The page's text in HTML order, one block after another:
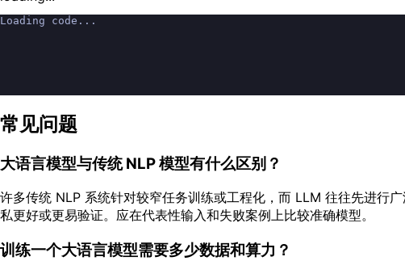
Loading code...
常见问题
大语言模型与传统 NLP 模型有什么区别？
许多传统 NLP 系统针对较窄任务训练或工程化，而 LLM 往往先进行
私更好或更易验证。应在代表性输入和失败案例上比较准确模型。
训练一个大语言模型需要多少数据和算力？